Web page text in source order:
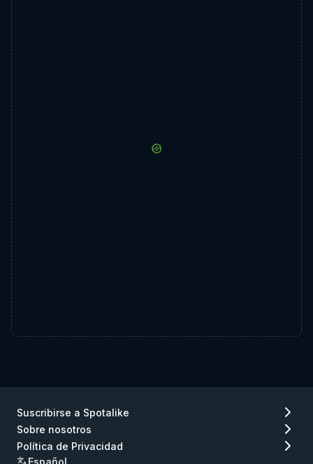
Suscribirse a Spotalike
Sobre nosotros
Política de Privacidad
Español